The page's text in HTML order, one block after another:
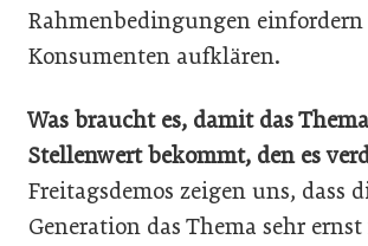
Rahmenbedingungen
Konsumenten aufklären.
Was braucht es, damit das
Stellenwert bekommt, den es
Freitagsdemos zeigen uns, dass
Generation das Thema sehr